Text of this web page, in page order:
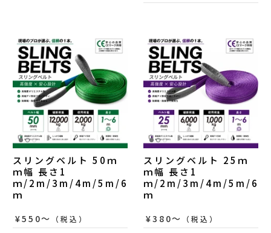
スリングベルト 50ｍ
ｍ幅 長さ1
ｍ/2m/3m/4m/5m/6
ｍ
¥550〜 （税込）
スリングベルト 25ｍ
ｍ幅 長さ1
ｍ/2m/3m/4m/5m/6
ｍ
¥380〜 （税込）